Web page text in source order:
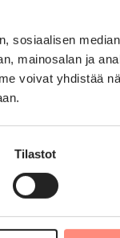
sosiaalisen
mainosalan ja
voivat yhdistää
Tilastot
Tulokset
lomat
Kauppakaarre 1
Helsinki